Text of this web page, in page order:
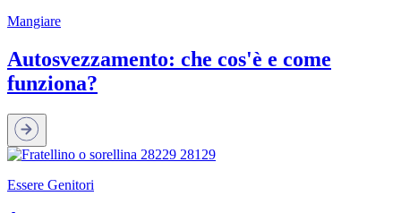
Mangiare
Autosvezzamento: che cos'è e come
funziona?
Essere Genitori